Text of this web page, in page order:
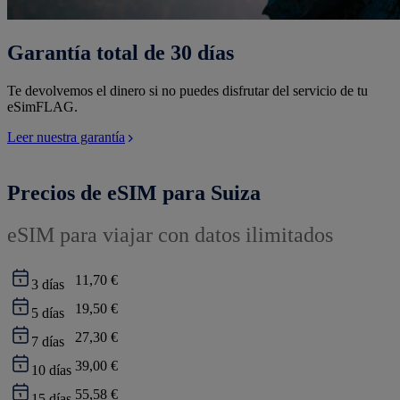
Garantía total de 30 días
Te devolvemos el dinero si no puedes disfrutar del servicio de tu
eSimFLAG.
Leer nuestra garantía
Precios de eSIM para Suiza
eSIM para viajar con datos ilimitados
3 días 11,70 €
5 días 19,50 €
7 días 27,30 €
10 días 39,00 €
55,58 €